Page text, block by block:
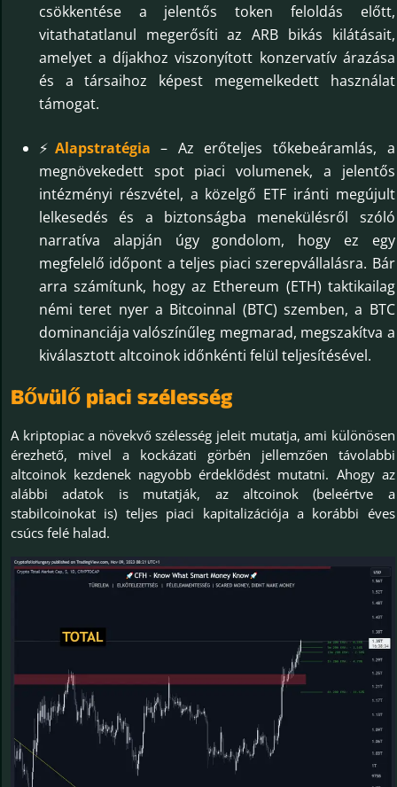
csökkentése a jelentős token feloldás előtt,
vitathatatlanul megerősíti az ARB bikás kilátásait,
amelyet a díjakhoz viszonyított konzervatív árazása
és a társaihoz képest megemelkedett használat
támogat.
⚡ Alapstratégia – Az erőteljes tőkebeáramlás, a
megnövekedett spot piaci volumenek, a jelentős
intézményi részvétel, a közelgő ETF iránti megújult
lelkesedés és a biztonságba menekülésről szóló
narratíva alapján úgy gondolom, hogy ez egy
megfelelő időpont a teljes piaci szerepvállalásra. Bár
arra számítunk, hogy az Ethereum (ETH) taktikailag
némi teret nyer a Bitcoinnal (BTC) szemben, a BTC
dominanciája valószínűleg megmarad, megszakítva a
kiválasztott altcoinok időnkénti felül teljesítésével.
Bővülő piaci szélesség
A kriptopiac a növekvő szélesség jeleit mutatja, ami különösen
érezhető, mivel a kockázati görbén jellemzően távolabbi
altcoinok kezdenek nagyobb érdeklődést mutatni. Ahogy az
alábbi adatok is mutatják, az altcoinok (beleértve a
stabilcoinokat is) teljes piaci kapitalizációja a korábbi éves
csúcs felé halad.